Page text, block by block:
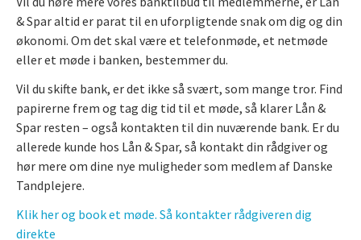
& Spar altid er parat til en uforpligtende snak om dig og din
økonomi. Om det skal være et telefonmøde, et netmøde
eller et møde i banken, bestemmer du.
Vil du skifte bank, er det ikke så svært, som mange tror. Find
papirerne frem og tag dig tid til et møde, så klarer Lån &
Spar resten – også kontakten til din nuværende bank. Er du
allerede kunde hos Lån & Spar, så kontakt din rådgiver og
hør mere om dine nye muligheder som medlem af Danske
Tandplejere.
Klik her og book et møde. Så kontakter rådgiveren dig
direkte